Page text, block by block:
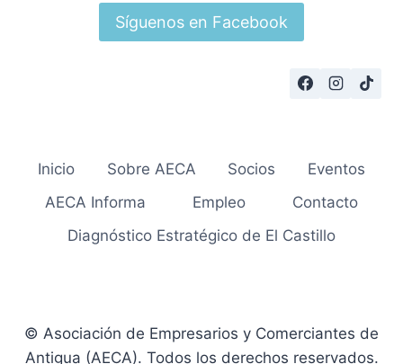
Síguenos en Facebook
Inicio Sobre AECA Socios
Eventos
AECA Informa
Empleo
Contacto
Diagnóstico Estratégico de El Castillo
© Asociación de Empresarios y Comerciantes de
Antigua (AECA). Todos los derechos reservados.